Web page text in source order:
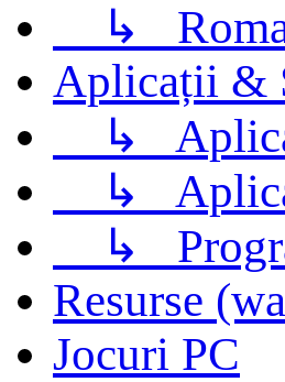
↳
Aplicații &
↳
↳
↳
Resurse
Jocuri PC